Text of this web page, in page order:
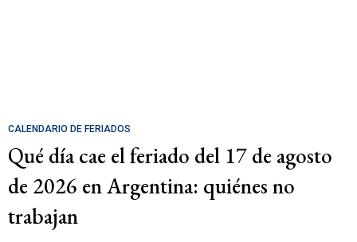
CALENDARIO DE FERIADOS
Qué día cae el feriado del 17 de agosto
de 2026 en Argentina: quiénes no
trabajan